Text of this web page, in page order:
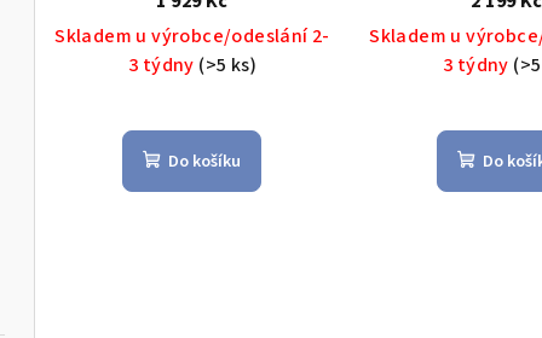
Skladem u výrobce/odeslání 2-
3 týdny (>5 ks)
Do košíku
Skladem u
3 týdny
Do